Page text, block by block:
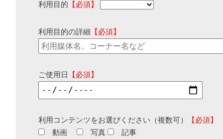
利用目的 【必須】
利用目的の詳細 【必須】
ご使用日 【必須】
利用コンテンツをお選びください（複数可）
【必須】
動画
写真 記事